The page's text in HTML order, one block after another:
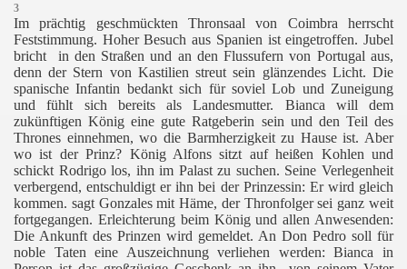
3
Im prächtig geschmückten Thronsaal von Coimbra herrscht
Feststimmung. Hoher Besuch aus Spanien ist eingetroffen. Jubel
bricht in den Straßen und an den Flussufern von Portugal aus,
denn der Stern von Kastilien streut sein glänzendes Licht. Die
spanische Infantin bedankt sich für soviel Lob und Zuneigung
und fühlt sich bereits als Landesmutter. Bianca will dem
zukünftigen König eine gute Ratgeberin sein und den Teil des
Thrones einnehmen, wo die Barmherzigkeit zu Hause ist. Aber
wo ist der Prinz? König Alfons sitzt auf heißen Kohlen und
schickt Rodrigo los, ihn im Palast zu suchen. Seine Verlegenheit
verbergend, entschuldigt er ihn bei der Prinzessin: Er wird gleich
kommen. sagt Gonzales mit Häme, der Thronfolger sei ganz weit
fortgegangen. Erleichterung beim König und allen Anwesenden:
Die Ankunft des Prinzen wird gemeldet. An Don Pedro soll für
noble Taten eine Auszeichnung verliehen werden: Bianca in